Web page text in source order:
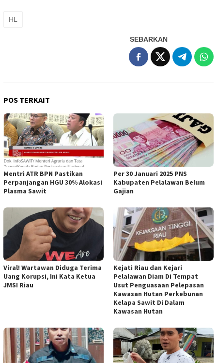
HL
SEBARKAN
POS TERKAIT
Mentri ATR BPN Pastikan
Perpanjangan HGU 30% Alokasi
Plasma Sawit
Per 30 Januari 2025 PNS
Kabupaten Pelalawan Belum
Gajian
Viral! Wartawan Diduga Terima
Uang Korupsi, Ini Kata Ketua
JMSI Riau
Kejati Riau dan Kejari
Pelalawan Diam Di Tempat
Usut Penguasaan Pelepasan
Kawasan Hutan Perkebunan
Kelapa Sawit Di Dalam
Kawasan Hutan